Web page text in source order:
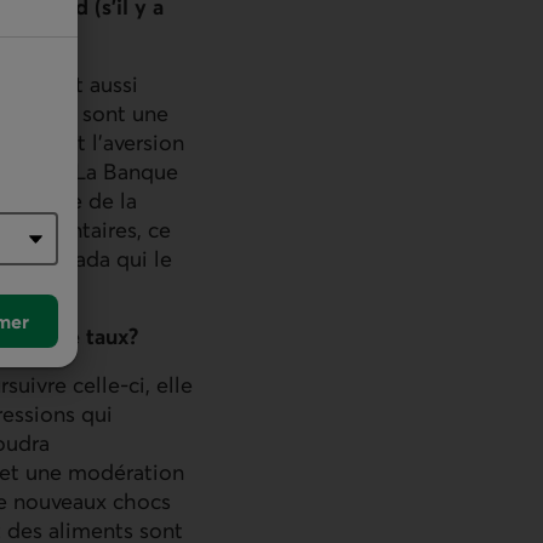
la Fed (s'il y a
Il faut aussi
sont une
et l’aversion
La Banque
de la
ce
Canada qui le
de taux?
celle-ci, elle
qui
une modération
nouveaux chocs
des aliments sont